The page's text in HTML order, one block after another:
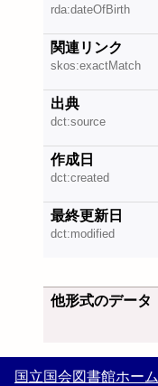
rda:dateOfBirth
関連リンク
skos:exactMatch
出典
dct:source
作成日
dct:created
最終更新日
dct:modified
他形式のデータ
国立国会図書館ホーム